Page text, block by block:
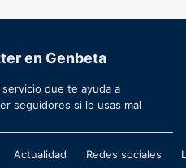
en Genbeta
que te ayuda a
seguidores si lo usas mal
Actualidad Redes sociales